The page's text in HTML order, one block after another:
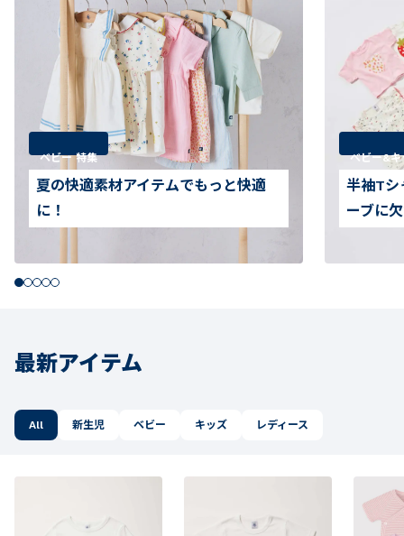
ベビー 特集
夏の快適素材アイテムでもっと快適
に！
べビー&キ
半袖Tシ
ーブに
最新アイテム
All 新生児 ベビー キッズ レディース